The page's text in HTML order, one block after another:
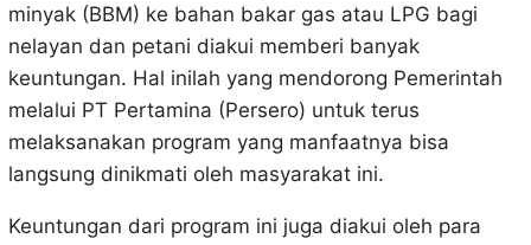
minyak (BBM) ke bahan bakar gas atau LPG bagi
nelayan dan petani diakui memberi banyak
keuntungan. Hal inilah yang mendorong Pemerintah
melalui PT Pertamina (Persero) untuk terus
melaksanakan program yang manfaatnya bisa
langsung dinikmati oleh masyarakat ini.
Keuntungan dari program ini juga diakui oleh para